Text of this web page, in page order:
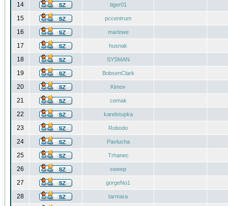
14 tiger01
15 pccentrum
16 marlowe
17 husnak
18 SYSMAN
19 BobsenClark
20 Kimov
21 cemak
22 karelstupka
23 Robodo
24 Pavlucha
25 Trhanec
26 sweep
27 gorgeNo1
28 tarmara